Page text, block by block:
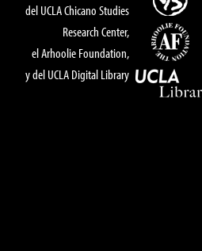
del UCLA Chicano Studies
Research Center,
el Arhoolie Foundation,
y del UCLA Digital Library